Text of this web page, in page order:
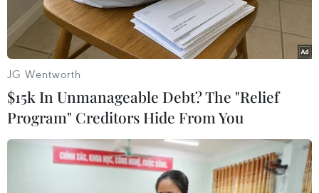
JG Wentworth
$15k In Unmanageable Debt? The "Relief
Program" Creditors Hide From You